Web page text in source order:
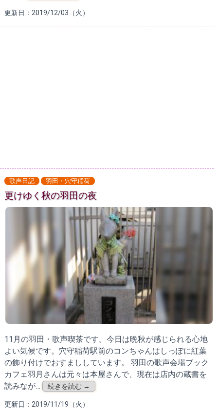
更新日：2019/12/03（火）
歌声日記 羽田・穴守稲荷
更けゆく秋の羽田の夜
11月の羽田・歌声喫茶です。今日は晩秋が感じられる心地
よい気候です。穴守稲荷駅前のコンちゃんはしっぽに紅葉
の飾り付けでおすまししています。 羽田の歌声会場ブック
カフェ羽月さんは元々は本屋さんで、現在は店内の蔵書を
読みなが…
続きを読む →
更新日：2019/11/19（火）